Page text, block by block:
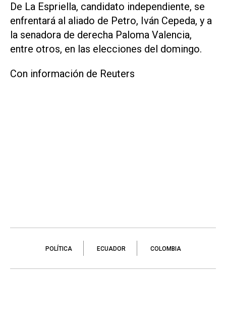
De La Espriella, candidato independiente, se
enfrentará al aliado de Petro, ​Iván Cepeda, y a
la senadora de derecha Paloma Valencia,
entre otros, en las elecciones del domingo.
Con información de Reuters
POLÍTICA ECUADOR COLOMBIA